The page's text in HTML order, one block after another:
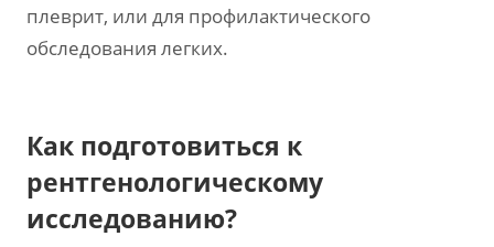
плеврит, или для профилактического
обследования легких.
Как подготовиться к
рентгенологическому
исследованию?